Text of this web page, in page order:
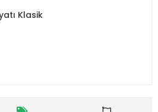
Klasik